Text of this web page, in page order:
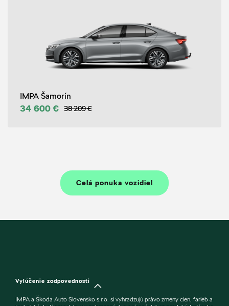
IMPA Šamorín
34 600 € 38 209 €
Celá ponuka vozidiel
Vylúčenie zodpovednosti
IMPA a Škoda Auto Slovensko s.r.o. si vyhradzujú právo zmeny cien, farieb a